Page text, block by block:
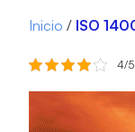
Inicio / ISO
4/5